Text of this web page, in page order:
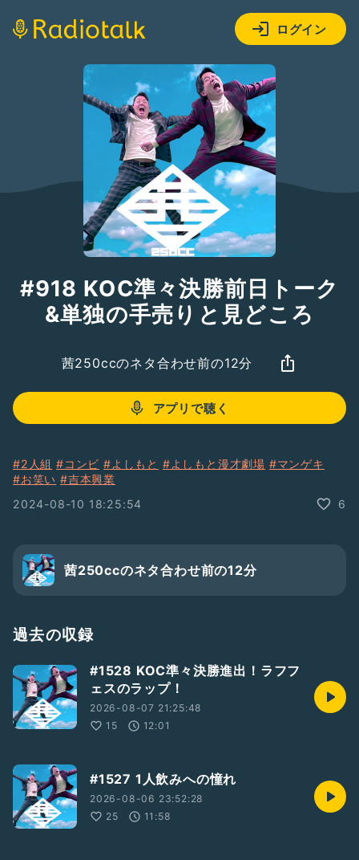
ログイン
#918 KOC準々決勝前日トーク
&単独の手売りと見どころ
茜250ccのネタ合わせ前の12分
アプリで聴く
#2人組 #コンビ #よしもと #よしもと漫才劇場 #マンゲキ
#お笑い #吉本興業
2024-08-10 18:25:54
6
茜250ccのネタ合わせ前の12分
過去の収録
#1528 KOC準々決勝進出！ラフフ
ェスのラップ！
2026-08-07 21:25:48
15
12:01
#1527 1人飲みへの憧れ
2026-08-06 23:52:28
25
11:58